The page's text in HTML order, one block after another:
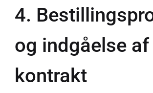
4.
og indgåelse af
kontrakt